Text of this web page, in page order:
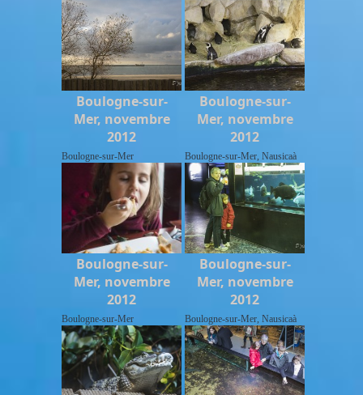
Boulogne-sur-
Mer, novembre
2012
Boulogne-sur-Mer
Boulogne-sur-
Mer, novembre
2012
Boulogne-sur-Mer, Nausicaà
Boulogne-sur-
Mer, novembre
2012
Boulogne-sur-Mer
Boulogne-sur-
Mer, novembre
2012
Boulogne-sur-Mer, Nausicaà